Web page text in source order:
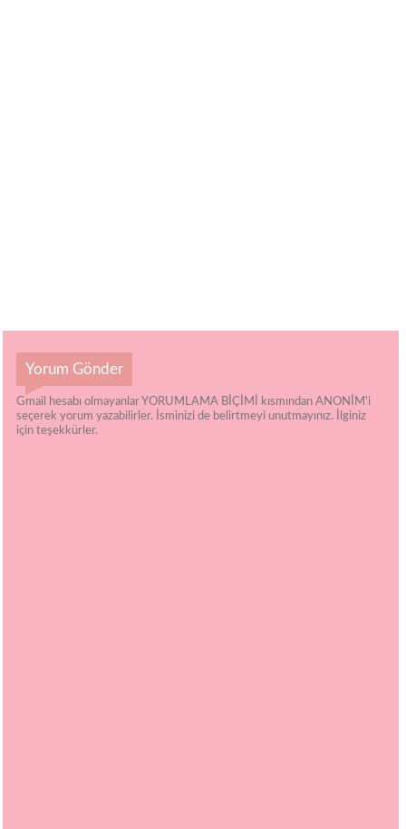
Yorum Gönder
Gmail hesabı olmayanlar YORUMLAMA BİÇİMİ kısmından ANONİM'i
seçerek yorum yazabilirler. İsminizi de belirtmeyi unutmayınız. İlginiz
için teşekkürler.